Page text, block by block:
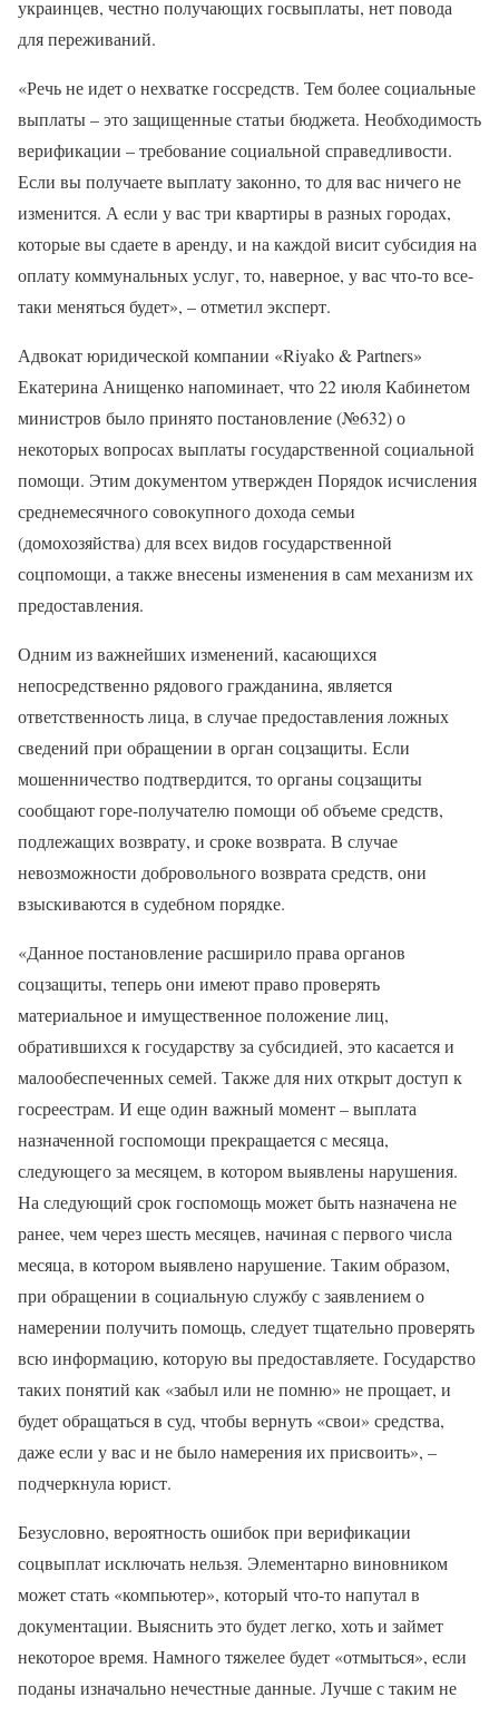
украинцев, честно получающих госвыплаты, нет повода
для переживаний.
«Речь не идет о нехватке госсредств. Тем более социальные
выплаты – это защищенные статьи бюджета. Необходимость
верификации – требование социальной справедливости.
Если вы получаете выплату законно, то для вас ничего не
изменится. А если у вас три квартиры в разных городах,
которые вы сдаете в аренду, и на каждой висит субсидия на
оплату коммунальных услуг, то, наверное, у вас что-то все-
таки меняться будет», – отметил эксперт.
Адвокат юридической компании «Riyako & Partners»
Екатерина Анищенко напоминает, что 22 июля Кабинетом
министров было принято постановление (№632) о
некоторых вопросах выплаты государственной социальной
помощи. Этим документом утвержден Порядок исчисления
среднемесячного совокупного дохода семьи
(домохозяйства) для всех видов государственной
соцпомощи, а также внесены изменения в сам механизм их
предоставления.
Одним из важнейших изменений, касающихся
непосредственно рядового гражданина, является
ответственность лица, в случае предоставления ложных
сведений при обращении в орган соцзащиты. Если
мошенничество подтвердится, то органы соцзащиты
сообщают горе-получателю помощи об объеме средств,
подлежащих возврату, и сроке возврата. В случае
невозможности добровольного возврата средств, они
взыскиваются в судебном порядке.
«Данное постановление расширило права органов
соцзащиты, теперь они имеют право проверять
материальное и имущественное положение лиц,
обратившихся к государству за субсидией, это касается и
малообеспеченных семей. Также для них открыт доступ к
госреестрам. И еще один важный момент – выплата
назначенной госпомощи прекращается с месяца,
следующего за месяцем, в котором выявлены нарушения.
На следующий срок госпомощь может быть назначена не
ранее, чем через шесть месяцев, начиная с первого числа
месяца, в котором выявлено нарушение. Таким образом,
при обращении в социальную службу с заявлением о
намерении получить помощь, следует тщательно проверять
всю информацию, которую вы предоставляете. Государство
таких понятий как «забыл или не помню» не прощает, и
будет обращаться в суд, чтобы вернуть «свои» средства,
даже если у вас и не было намерения их присвоить», –
подчеркнула юрист.
Безусловно, вероятность ошибок при верификации
соцвыплат исключать нельзя. Элементарно виновником
может стать «компьютер», который что-то напутал в
документации. Выяснить это будет легко, хоть и займет
некоторое время. Намного тяжелее будет «отмыться», если
поданы изначально нечестные данные. Лучше с таким не